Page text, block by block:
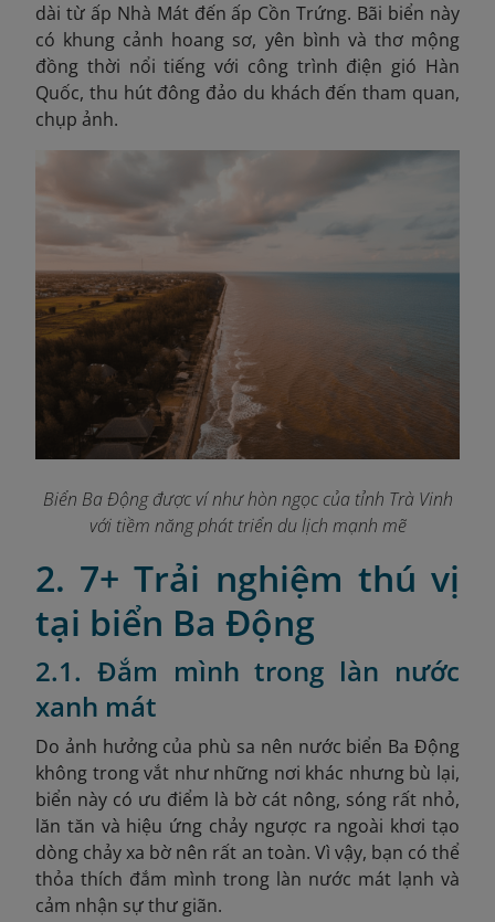
dài từ ấp Nhà Mát đến ấp Cồn Trứng. Bãi biển này
có khung cảnh hoang sơ, yên bình và thơ mộng
đồng thời nổi tiếng với công trình điện gió Hàn
Quốc, thu hút đông đảo du khách đến tham quan,
chụp ảnh.
Biển Ba Động được ví như hòn ngọc của tỉnh Trà Vinh
với tiềm năng phát triển du lịch mạnh mẽ
2. 7+ Trải nghiệm thú vị
tại biển Ba Động
2.1. Đắm mình trong làn nước
xanh mát
Do ảnh hưởng của phù sa nên nước biển Ba Động
không trong vắt như những nơi khác nhưng bù lại,
biển này có ưu điểm là bờ cát nông, sóng rất nhỏ,
lăn tăn và hiệu ứng chảy ngược ra ngoài khơi tạo
dòng chảy xa bờ nên rất an toàn. Vì vậy, bạn có thể
thỏa thích đắm mình trong làn nước mát lạnh và
cảm nhận sự thư giãn.